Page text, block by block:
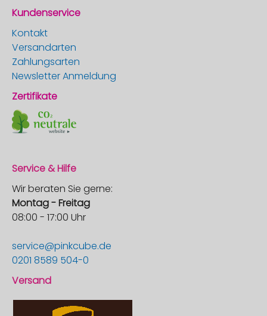
Kundenservice
Kontakt
Versandarten
Zahlungsarten
Newsletter Anmeldung
Zertifikate
Service & Hilfe
Wir beraten Sie gerne:
Montag - Freitag
08:00 - 17:00 Uhr
service@pinkcube.de
0201 8589 504-0
Versand